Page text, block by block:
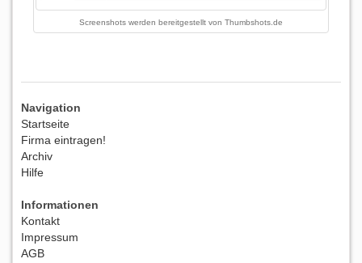
Screenshots werden bereitgestellt von Thumbshots.de
Navigation
Startseite
Firma eintragen!
Archiv
Hilfe
Informationen
Kontakt
Impressum
AGB